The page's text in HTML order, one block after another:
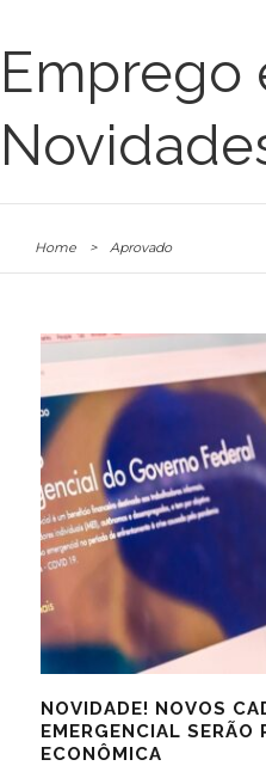
Emprego
Home > Aprovado
NOVIDADE! NOVOS
EMERGENCIAL SERÃO
ECONÔMICA